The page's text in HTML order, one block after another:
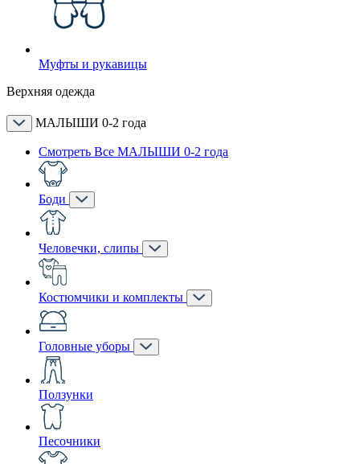
Муфты и рукавицы
Верхняя одежда
МАЛЫШИ 0-2 года
Смотреть Все МАЛЫШИ 0-2 года
Боди
Человечки, слипы
Костюмчики и комплекты
Головные уборы
Ползунки
Песочники